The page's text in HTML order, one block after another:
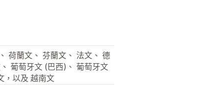
荷蘭文、 芬蘭文、 法文、 德
葡萄牙文 (巴西)、 葡萄牙文
，以及 越南文